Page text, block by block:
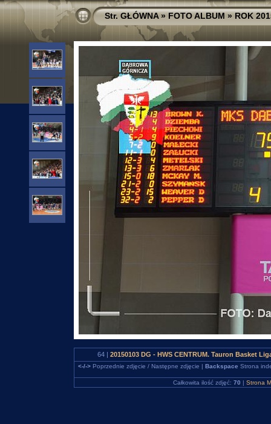
Str. GŁÓWNA»FOTO ALBUM»ROK
64 | 20150103 DG - HWS CENTRUM. Tauron Basket
<-/->Poprzednie zdjęcie / Następne zdjęcie | Backspace Strona
Całkowita ilość zdjęć: 70 | Strona